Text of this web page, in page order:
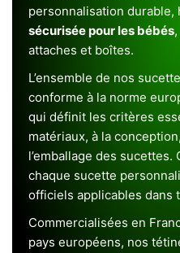
personnalisation
sécurisée pour les bébés
attaches et boîtes.
L’ensemble de nos
conforme à la norme
qui définit les critères
matériaux, à la
l’emballage des
chaque sucette
officiels applicables dans
Commercialisées en
pays européens, nos